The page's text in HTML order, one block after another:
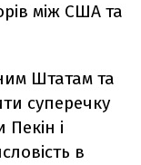
між США та
Штатам та
суперечку
Пекін і
в